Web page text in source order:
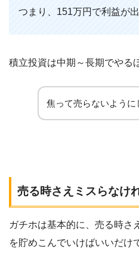
つまり、151万円で利益が出
積立投資は中期～長期でやる
焦って売らないように
売る時さえミスらなけ
ガチホは基本的に、売る時さ
を貯めこんでいけばいいだけ